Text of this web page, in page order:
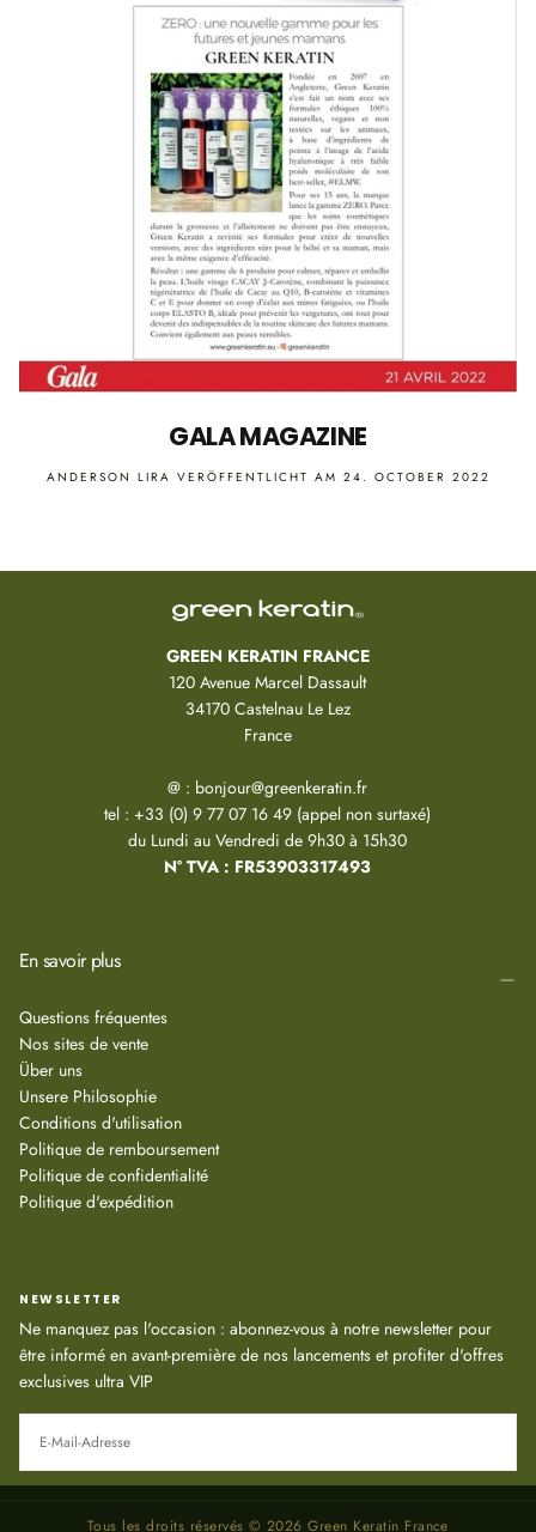
GALA MAGAZINE
ANDERSON LIRA VERÖFFENTLICHT AM 24. OCTOBER 2022
GREEN KERATIN FRANCE
120 Avenue Marcel Dassault
34170 Castelnau Le Lez
France
@ : bonjour@greenkeratin.fr
tel : +33 (0) 9 77 07 16 49 (appel non surtaxé)
du Lundi au Vendredi de 9h30 à 15h30
N° TVA : FR53903317493
En savoir plus
Questions fréquentes
Nos sites de vente
Über uns
Unsere Philosophie
Conditions d'utilisation
Politique de remboursement
Politique de confidentialité
Politique d'expédition
NEWSLETTER
Ne manquez pas l'occasion : abonnez-vous à notre newsletter pour
être informé en avant-première de nos lancements et profiter d'offres
exclusives ultra VIP
MAIL
Tous les droits réservés © 2026 Green Keratin France